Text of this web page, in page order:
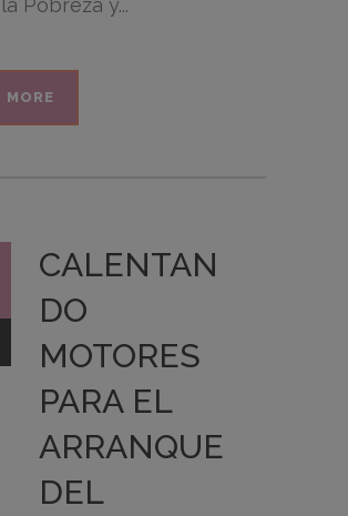
Pobreza y...
MORE
CALENTAN
DO
MOTORES
PARA EL
ARRANQUE
DEL